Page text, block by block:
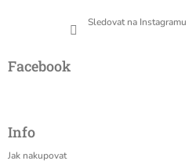
Sledovat na Instagramu
Facebook
Info
Jak nakupovat